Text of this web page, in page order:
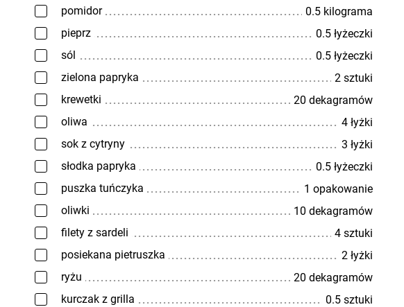
pomidor
0.5 kilograma
pieprz
0.5 łyżeczki
sól
0.5 łyżeczki
zielona papryka
2 sztuki
krewetki
20 dekagramów
oliwa
4 łyżki
sok z cytryny
3 łyżki
słodka papryka
0.5 łyżeczki
puszka tuńczyka
1 opakowanie
oliwki
10 dekagramów
filety z sardeli
4 sztuki
posiekana pietruszka
2 łyżki
ryżu
20 dekagramów
kurczak z grilla
0.5 sztuki